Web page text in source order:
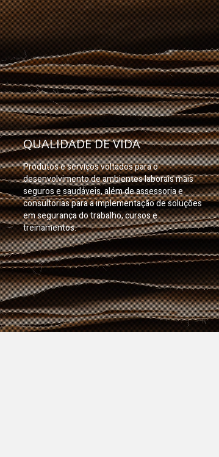
QUALIDADE DE VIDA
Produtos e serviços voltados para o
desenvolvimento de ambientes laborais mais
seguros e saudáveis, além de assessoria e
consultorias para a implementação de soluções
em segurança do trabalho, cursos e
treinamentos.